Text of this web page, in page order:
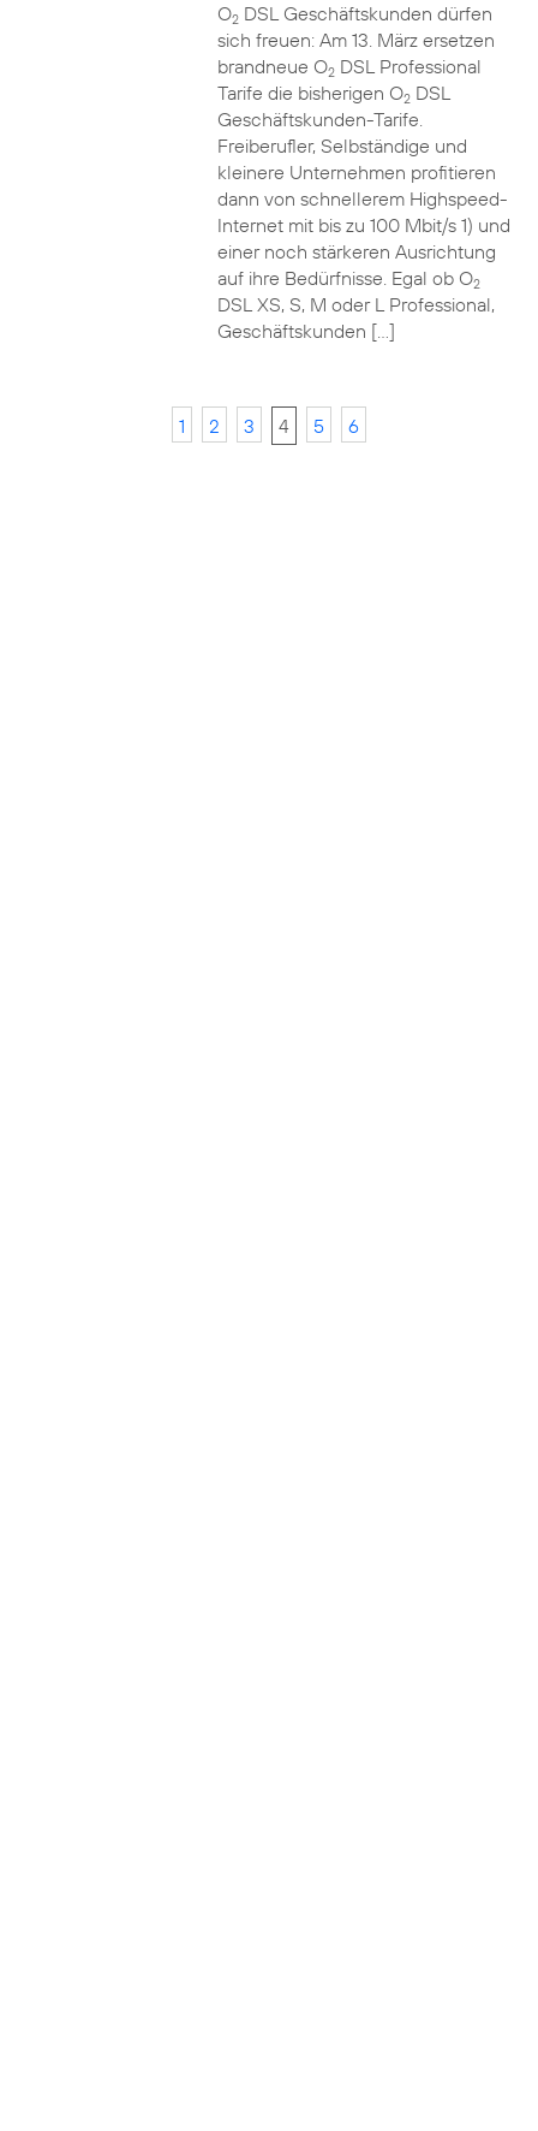
O2DSL Geschäftskunden dürfen
sich freuen: Am 13. März ersetzen
brandneue O2DSL Professional
Tarife die bisherigen O2DSL
Geschäftskunden-Tarife.
Freiberufler, Selbständige und
kleinere Unternehmen profitieren
dann von schnellerem Highspeed-
Internet mit bis zu 100 Mbit/s 1) und
einer noch stärkeren Ausrichtung
auf ihre Bedürfnisse. Egal ob O2
DSL XS, S, M oder L Professional,
Geschäftskunden […]
1 2 3 4 5 6